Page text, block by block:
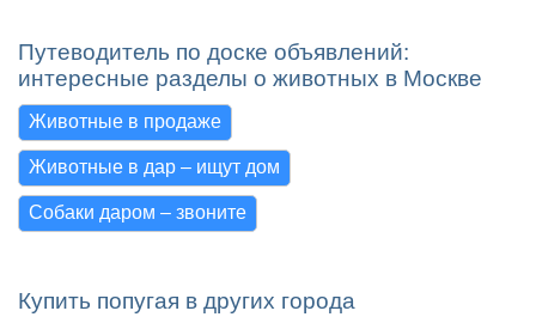
Путеводитель по доске объявлений:
интересные разделы о животных в Москве
Животные в продаже
Животные в дар – ищут дом
Собаки даром – звоните
Купить попугая в других города